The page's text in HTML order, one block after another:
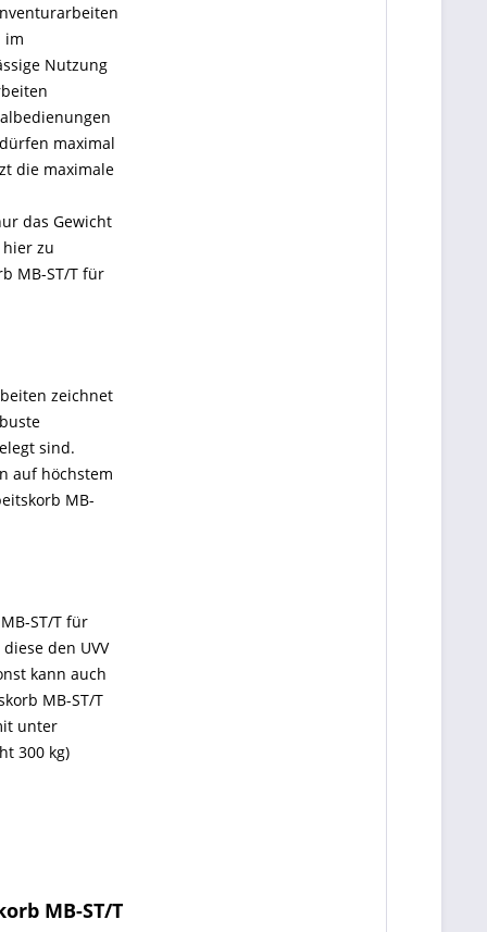
im
Nutzung
maximal
die maximale
das Gewicht
zu
MB-ST/T für
zeichnet
sind.
auf höchstem
MB-
ST/T für
den UVV
kann auch
MB-ST/T
unter
300 kg)
MB-ST/T